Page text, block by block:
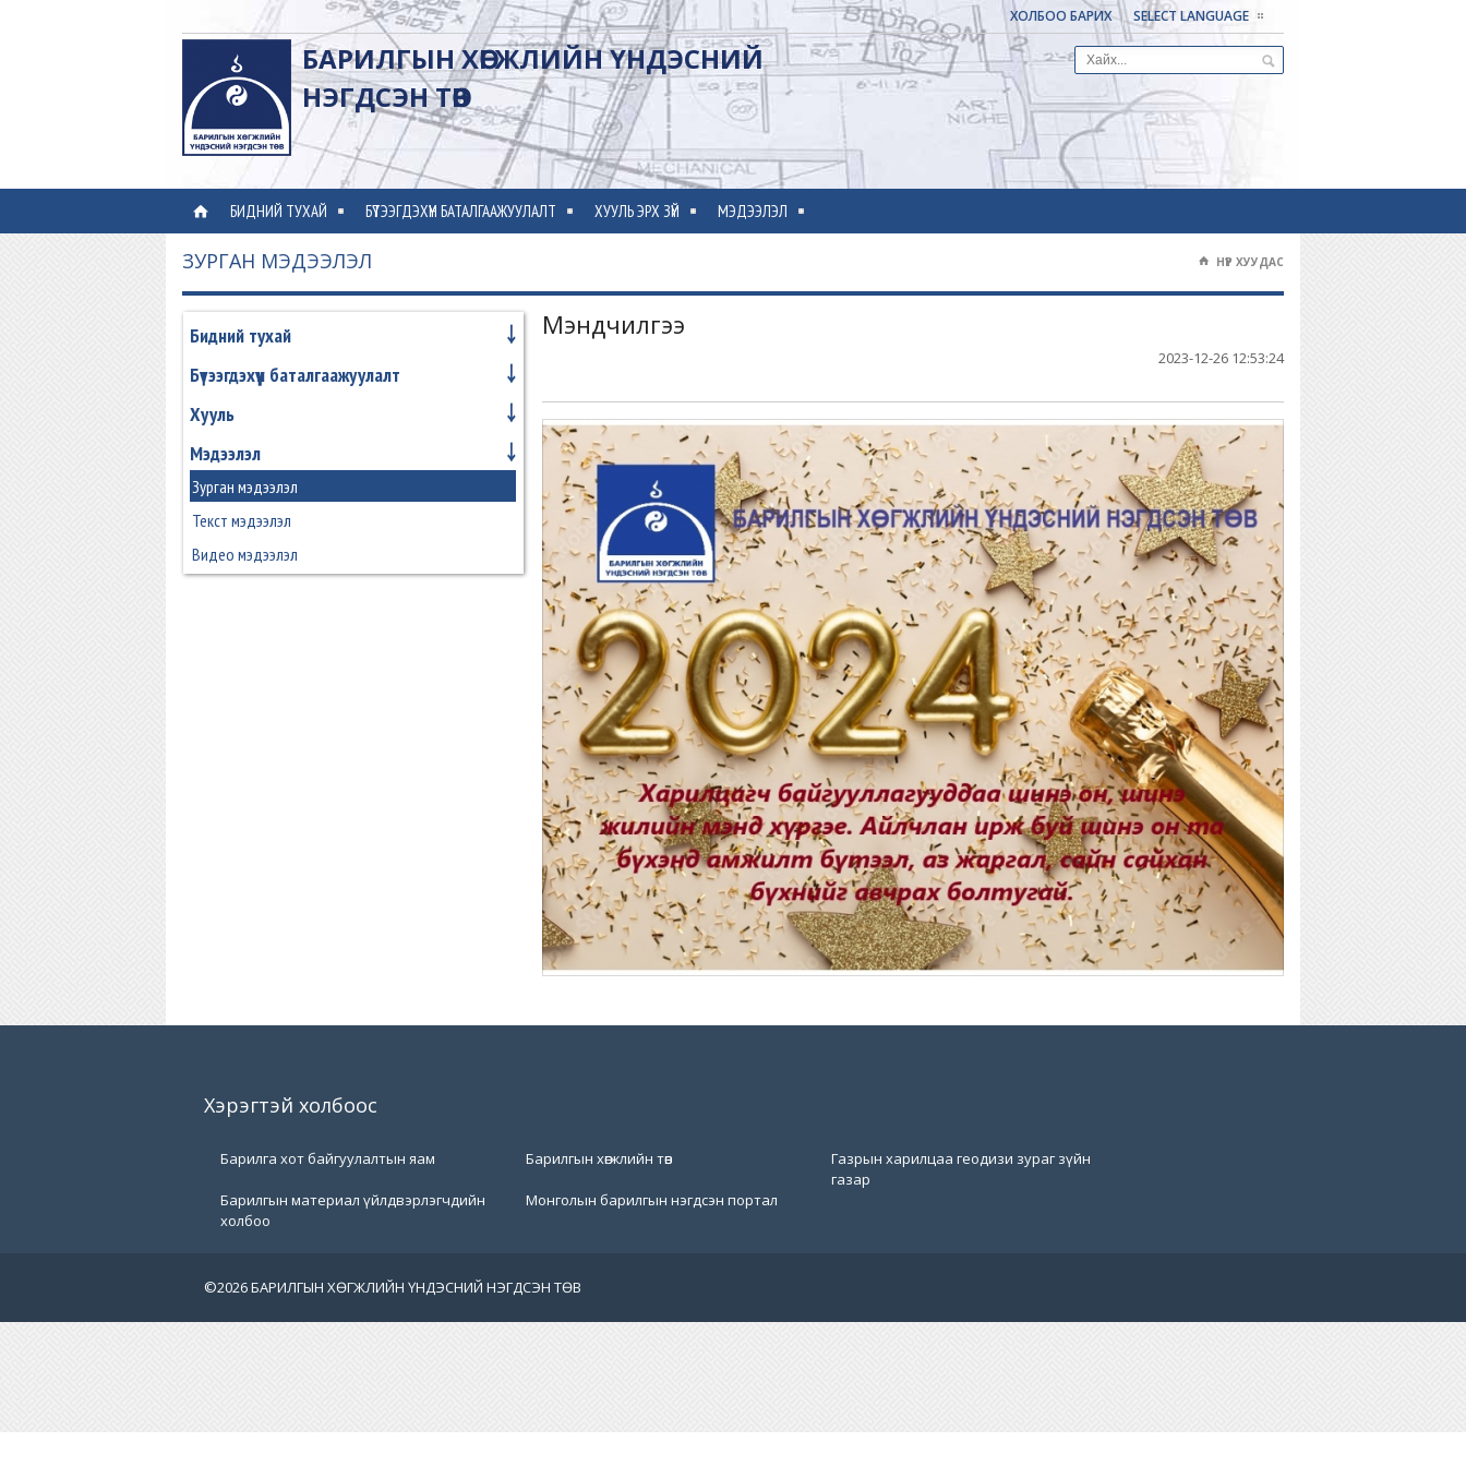
ХОЛБОО БАРИХ SELECT LANGUAGE
БАРИЛГЫН ХӨГЖЛИЙН ҮНДЭСНИЙ
НЭГДСЭН ТӨВ
⌂ БИДНИЙ ТУХАЙ БҮТЭЭГДЭХҮҮН БАТАЛГААЖУУЛАЛТ ХУУЛЬ ЭРХ ЗҮЙ МЭДЭЭЛЭЛ
ЗУРГАН МЭДЭЭЛЭЛ ⌂ НҮҮР ХУУДАС
Бидний тухай
￬
Бүтээгдэхүүн баталгаажуулалт
￬
Хууль
￬
Мэдээлэл
￬
Зурган мэдээлэл
Текст мэдээлэл
Видео мэдээлэл
Мэндчилгээ
2023-12-26 12:53:24
Хэрэгтэй холбоос
Барилга хот байгуулалтын яам Барилгын хөгжлийн төв
Газрын харилцаа геодизи зураг зүйн
газар
Барилгын материал үйлдвэрлэгчдийн
холбоо
Монголын барилгын нэгдсэн портал
©2026 БАРИЛГЫН ХӨГЖЛИЙН ҮНДЭСНИЙ НЭГДСЭН ТӨВ